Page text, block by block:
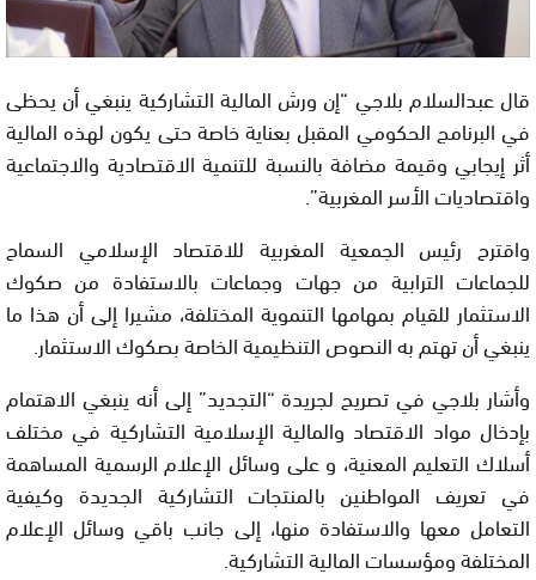
قال عبدالسلام بلاجي “إن ورش المالية التشاركية ينبغي أن يحظى
في البرنامج الحكومي المقبل بعناية خاصة حتى يكون لهذه المالية
أثر إيجابي وقيمة مضافة بالنسبة للتنمية الاقتصادية والاجتماعية
واقتصاديات الأسر المغربية”.
واقترح رئيس الجمعية المغربية للاقتصاد الإسلامي السماح
للجماعات الترابية من جهات وجماعات بالاستفادة من صكوك
الاستثمار للقيام بمهامها التنموية المختلفة، مشيرا إلى أن هذا ما
ينبغي أن تهتم به النصوص التنظيمية الخاصة بصكوك الاستثمار.
وأشار بلاجي في تصريح لجريدة “التجديد” إلى أنه ينبغي الاهتمام
بإدخال مواد الاقتصاد والمالية الإسلامية التشاركية في مختلف
أسلاك التعليم المعنية، و على وسائل الإعلام الرسمية المساهمة
في تعريف المواطنين بالمنتجات التشاركية الجديدة وكيفية
التعامل معها والاستفادة منها، إلى جانب باقي وسائل الإعلام
المختلفة ومؤسسات المالية التشاركية.